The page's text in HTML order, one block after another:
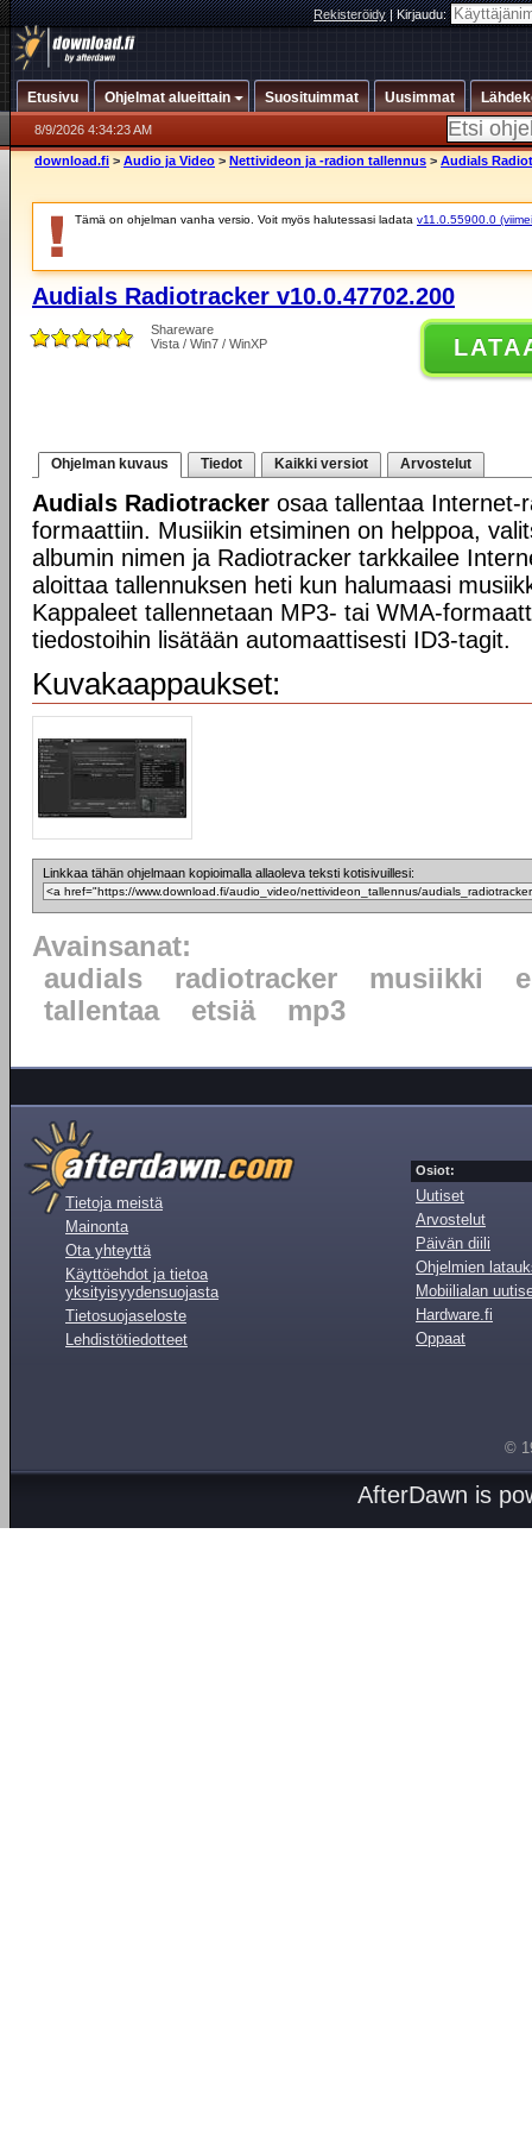
Rekisteröidy|Kirjaudu:
Etusivu Ohjelmat alueittain Suosituimmat Uusimmat
8/9/2026 4:34:23 AM
download.fi > Audio ja Video > Nettivideon ja -radion tallennus > Audials
Tämä on ohjelman vanha versio. Voit myös halutessasi ladata v11.0.55900.0
Audials Radiotracker v10.0.47702.200
Shareware
Vista / Win7 / WinXP
Ohjelman kuvaus Tiedot Kaikki versiot Arvostelut
Audials Radiotracker osaa tallentaa Internet-
formaattiin. Musiikin etsiminen on helppoa,
albumin nimen ja Radiotracker tarkkailee
aloittaa tallennuksen heti kun halumaasi
Kappaleet tallennetaan MP3- tai WMA-
tiedostoihin lisätään automaattisesti ID3-tagit.
Kuvakaappaukset:
Linkkaa tähän ohjelmaan kopioimalla allaoleva teksti kotisivuillesi:
Avainsanat:
audials
radiotracker musiikki
tallentaa
etsiä mp3
Tietoja meistä
Mainonta
Ota yhteyttä
Käyttöehdot ja tietoa
yksityisyydensuojasta
Tietosuojaseloste
Lehdistötiedotteet
Osiot:
Uutiset
Arvostelut
Päivän diili
Ohjelmien
Mobiilialan
Hardware.fi
Oppaat
©
AfterDawn is